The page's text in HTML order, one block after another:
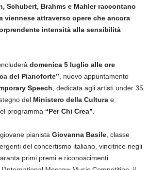
Schubert, Brahms e Mahler raccontano
viennese attraverso opere che ancora
intensità alla sensibilità
domenica 5 luglio alle ore
del Pianoforte” , nuovo appuntamento
Speech , dedicata agli artisti under 35
del Ministero della Cultura e
programma “Per Chi Crea”
pianista Giovanna Basile , classe
del concertismo italiano, vincitrice negli
primi premi e riconoscimenti